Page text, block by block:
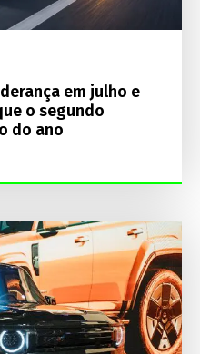
em julho e
o segundo
do ano